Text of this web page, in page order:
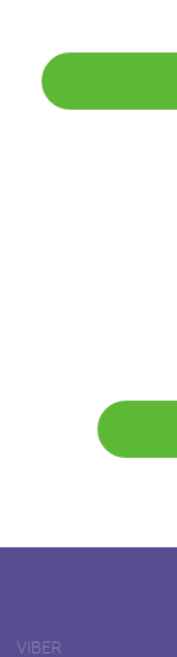
VIBER